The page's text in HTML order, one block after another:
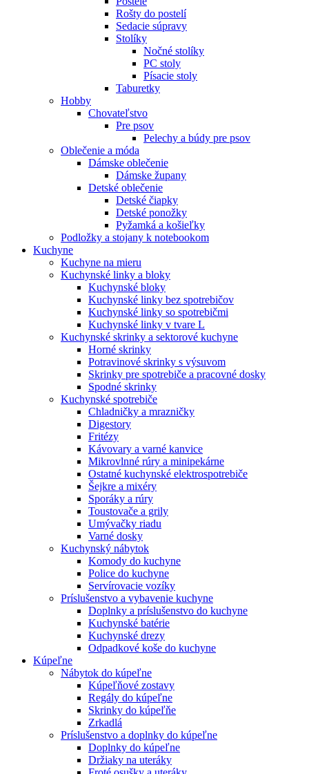
Rošty do postelí
Sedacie súpravy
Stolíky
Nočné stolíky
PC stoly
Písacie stoly
Taburetky
Hobby
Chovateľstvo
Pre psov
Pelechy a búdy pre psov
Oblečenie a móda
Dámske oblečenie
Dámske župany
Detské oblečenie
Detské čiapky
Detské ponožky
Pyžamká a košieľky
Podložky a stojany k notebookom
Kuchyne
Kuchyne na mieru
Kuchynské linky a bloky
Kuchynské bloky
Kuchynské linky bez spotrebičov
Kuchynské linky so spotrebičmi
Kuchynské linky v tvare L
Kuchynské skrinky a sektorové kuchyne
Horné skrinky
Potravinové skrinky s výsuvom
Skrinky pre spotrebiče a pracovné dosky
Spodné skrinky
Kuchynské spotrebiče
Chladničky a mrazničky
Digestory
Fritézy
Kávovary a varné kanvice
Mikrovlnné rúry a minipekárne
Ostatné kuchynské elektrospotrebiče
Šejkre a mixéry
Sporáky a rúry
Toustovače a grily
Umývačky riadu
Varné dosky
Kuchynský nábytok
Komody do kuchyne
Police do kuchyne
Servírovacie vozíky
Príslušenstvo a vybavenie kuchyne
Doplnky a príslušenstvo do kuchyne
Kuchynské batérie
Kuchynské drezy
Odpadkové koše do kuchyne
Kúpeľne
Nábytok do kúpeľne
Kúpeľňové zostavy
Regály do kúpeľne
Skrinky do kúpeľňe
Zrkadlá
Príslušenstvo a doplnky do kúpeľne
Doplnky do kúpeľne
Držiaky na uteráky